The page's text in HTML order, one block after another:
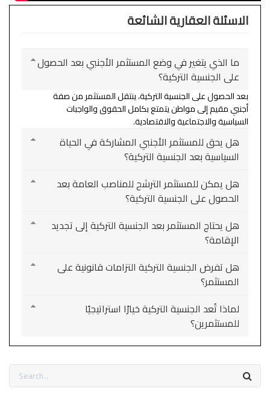
الاسئلة العقارية الشائعة
ما الذي يتغير في وضع المستثمر الأجنبي بعد الحصول
على الجنسية التركية؟
بعد الحصول على الجنسية التركية، ينتقل المستثمر من صفة
أجنبي مقيم إلى مواطن يتمتع بكامل الحقوق والواجبات
السياسية والاجتماعية والاقتصادية.
هل يحق للمستثمر الأجنبي المشاركة في الحياة
السياسية بعد الجنسية التركية؟
هل يمكن للمستثمر الترشح للمناصب العامة بعد
الحصول على الجنسية التركية؟
هل يحتاج المستثمر بعد الجنسية التركية إلى تجديد
الإقامة؟
هل تفرض الجنسية التركية التزامات قانونية على
المستثمر؟
لماذا تُعد الجنسية التركية خيارًا استراتيجيًا
للمستثمرين؟